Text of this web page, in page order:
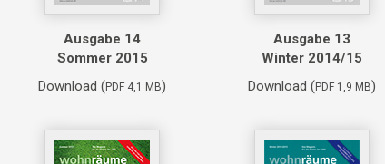
Ausgabe 14
Sommer 2015
Download (PDF 4,1 MB)
Ausgabe 13
Winter 2014/15
Download (PDF 1,9 MB)